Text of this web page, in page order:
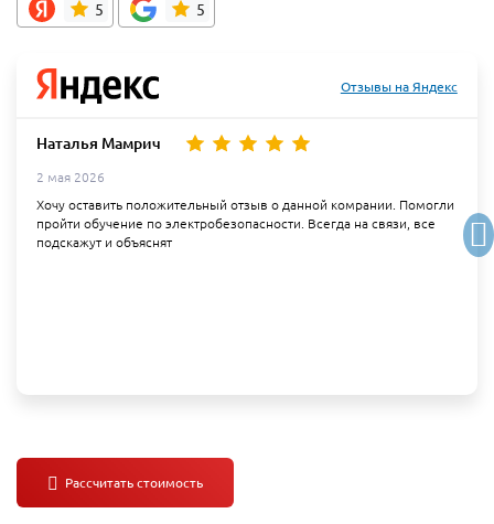
5
5
Отзывы на Яндекс
Наталья Мамрич
2 мая 2026
Хочу оставить положительный отзыв о данной комрании. Помогли
пройти обучение по электробезопасности. Всегда на связи, все
подскажут и объяснят
Партнеры